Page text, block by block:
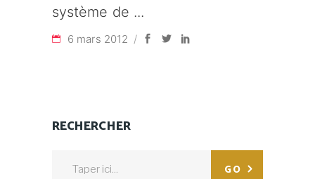
système de
6 mars 2012
RECHERCHER
GO